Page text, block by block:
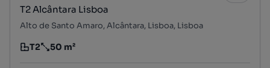
T2 Alcântara Lisboa
Alto de Santo Amaro, Alcântara, Lisboa, Lisboa
Tipologia
T2
Preço por metro quadrado
50 m²